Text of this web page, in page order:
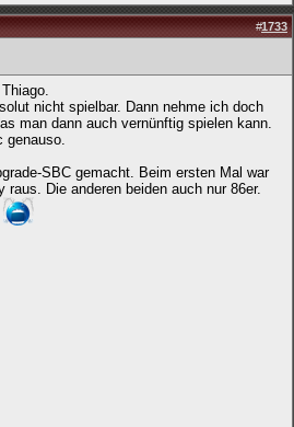
#1733
nicht spielbar. Dann nehme ich doch
man dann auch vernünftig spielen kann.
genauso.
SBC gemacht. Beim ersten Mal war
Die anderen beiden auch nur 86er.